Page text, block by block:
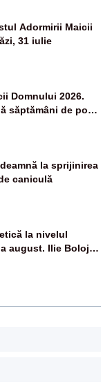
Adormirii Maicii
31 iulie
Domnului 2026.
săptămâni de post
pește
la sprijinirea
caniculă
la nivelul
august. Ilie Bolojan
posibile restricții –